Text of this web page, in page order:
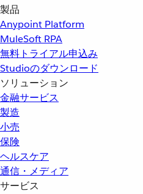
製品
Anypoint Platform
MuleSoft RPA
無料トライアル申込み
Studioのダウンロード
ソリューション
金融サービス
製造
小売
保険
ヘルスケア
通信・メディア
サービス